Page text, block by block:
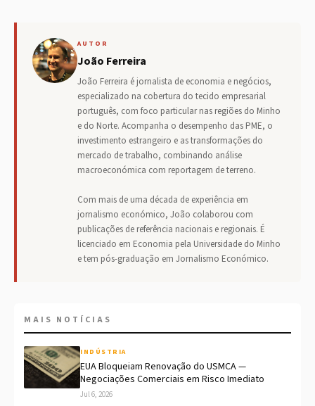
AUTOR
João Ferreira
João Ferreira é jornalista de economia e negócios,
especializado na cobertura do tecido empresarial
português, com foco particular nas regiões do Minho
e do Norte. Acompanha o desempenho das PME, o
investimento estrangeiro e as transformações do
mercado de trabalho, combinando análise
macroeconómica com reportagem de terreno.
Com mais de uma década de experiência em
jornalismo económico, João colaborou com
publicações de referência nacionais e regionais. É
licenciado em Economia pela Universidade do Minho
e tem pós-graduação em Jornalismo Económico.
MAIS NOTÍCIAS
INDÚSTRIA
EUA Bloqueiam Renovação do USMCA —
Negociações Comerciais em Risco Imediato
Jul 6, 2026